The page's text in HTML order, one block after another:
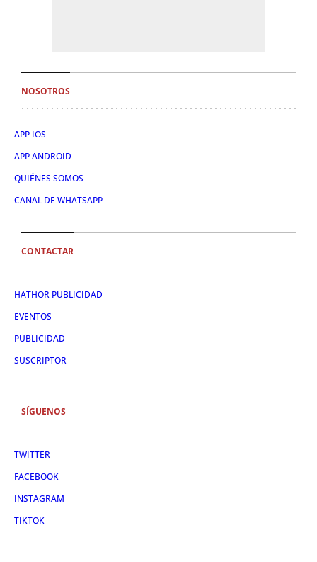
NOSOTROS
APP IOS
APP ANDROID
QUIÉNES SOMOS
CANAL DE WHATSAPP
CONTACTAR
HATHOR PUBLICIDAD
EVENTOS
PUBLICIDAD
SUSCRIPTOR
SÍGUENOS
TWITTER
FACEBOOK
INSTAGRAM
TIKTOK